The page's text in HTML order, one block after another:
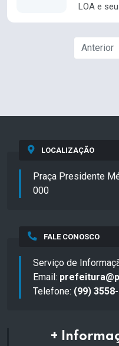
LOA e
Anterior
LOCALIZAÇÃO
Praça Presidente
000
FALE CONOSCO
Serviço de
Email:
Telefone: (99)
+